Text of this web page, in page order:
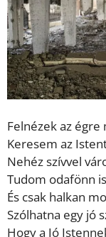
Felnézek az
Keresem az
Nehéz szívvel
Tudom odafönn
És csak halkan
Szólhatna egy jó
Hogy a Jó